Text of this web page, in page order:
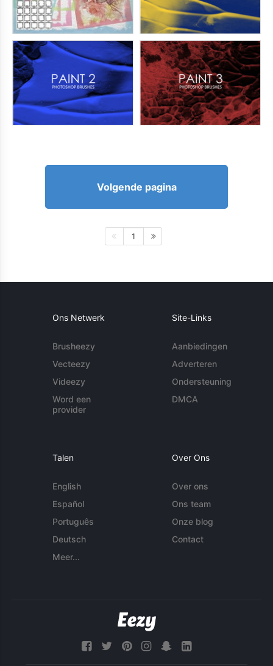
Volgende pagina
1
Ons Netwerk
Brusheezy
Vecteezy
Videezy
Word een
provider
Site-Links
Aanbiedingen
Adverteren
Ondersteuning
DMCA
Talen
English
Español
Português
Deutsch
Meer...
Over Ons
Over ons
Ons team
Onze blog
Contact